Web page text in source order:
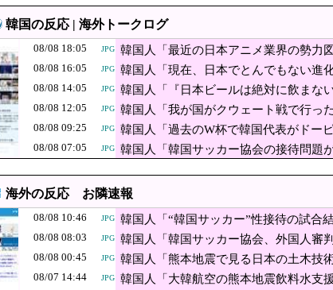
【秋田県】記者会見にオンライン出席したエリ
明 県が聞き取りへ
【は？】極左団体さん「原爆ドーム前を明け渡せば核戦争
ｗｗｗｗｗｗｗｗｗ
エッセイスト「原爆を二度と使わせてはならない」⇒「も
東京都、八重洲駐車場に地下シェルターを整備へ…小池知事
韓国人「最近の日本アニメ業界の勢力図を変
い…（ﾌﾞﾙﾌﾞﾙ」＝韓国の反応
中国の「レアアース武器化」が裏目に、世界で重レアアース供給網の構築が
#韓国質問サイト 『えっ？韓国軍にも慰安婦いたの？！』
韓国人「サムスン電子61万ウォン、SKハイニックス400万ウォンまで行く
【朗報】韓国人「日本の新聞、まだこんなロマンが残ってたのか」
蒋介石、共産党に武器を届け続けて「運輸大隊長」と呼ばれる
韓国船、竹島周辺で調査か 日本EEZでワイヤのようなもの海中に投入 外
韓国の反応 | 海外トークログ
08/08 18:05 JPG
韓国人「最近の日本アニメ業界の勢
（ﾌﾞﾙﾌﾞﾙ」＝韓国の反応
08/08 16:05 JPG
韓国人「現在、日本でとんでもない
ﾙﾌﾞﾙ」＝韓国の反応
08/08 14:05 JPG
韓国人「『日本ビールは絶対に飲まな
ら…（ﾌﾞﾙﾌﾞﾙ」＝韓国の反応
08/08 12:05 JPG
韓国人「我が国がクウェート戦で行
つ…（ﾌﾞﾙﾌﾞﾙ」＝韓国の反応
08/08 09:25 JPG
韓国人「過去のW杯で韓国代表がド
ずかしい…（ﾌﾞﾙﾌﾞﾙ」＝韓国の反応
08/08 07:05 JPG
韓国人「韓国サッカー協会の接待問
海外の反応 お隣速報
08/08 10:46 JPG
韓国人「“韓国サッカー”性接待の試合
が本当のベッドサッカーだ」
08/08 08:03 JPG
韓国人「韓国サッカー協会、外国人審
か？」「日本人が言ってたこと正しか
08/08 00:45 JPG
韓国人「熊本地震で見る日本の土木技
見ると日本人は何か適当に作る感じが
08/07 14:44 JPG 韓国人「大韓航空の熊本地震飲料水支